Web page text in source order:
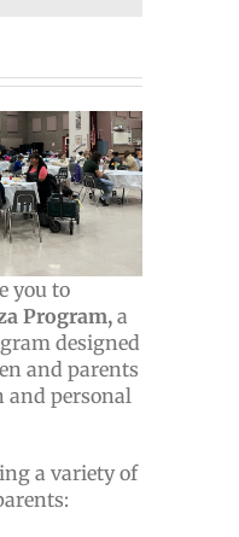
you to
Program, a
designed
and parents
and personal
a variety of